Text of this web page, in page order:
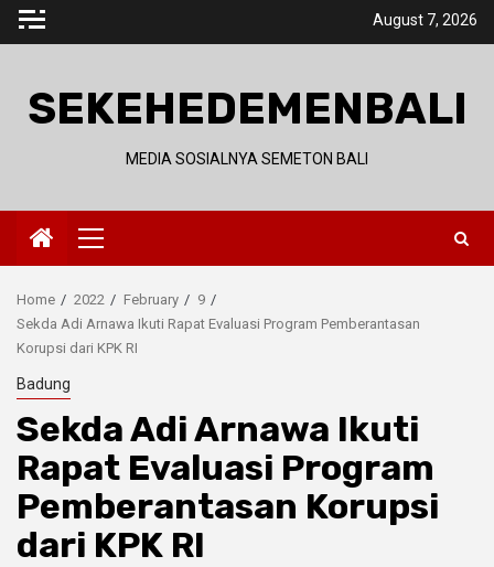
Skip
August 7, 2026
SEKEHEDEMENBALI
MEDIA SOSIALNYA SEMETON BALI
Primary
Menu
Home 2022 February
9
Sekda Adi Arnawa Ikuti Rapat Evaluasi Program Pemberantasan
Korupsi dari KPK RI
Badung
Sekda Adi Arnawa Ikuti
Rapat Evaluasi Program
Pemberantasan Korupsi
dari KPK RI